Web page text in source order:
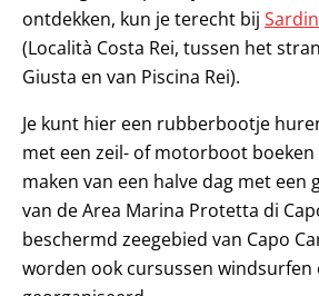
ontdekken, kun je terecht bij
(Località Costa Rei, tussen het
Giusta en van Piscina Rei).
Je kunt hier een rubberbootje
met een zeil- of motorboot
maken van een halve dag met
van de Area Marina Protetta di
beschermd zeegebied van Capo
worden ook cursussen windsurfen